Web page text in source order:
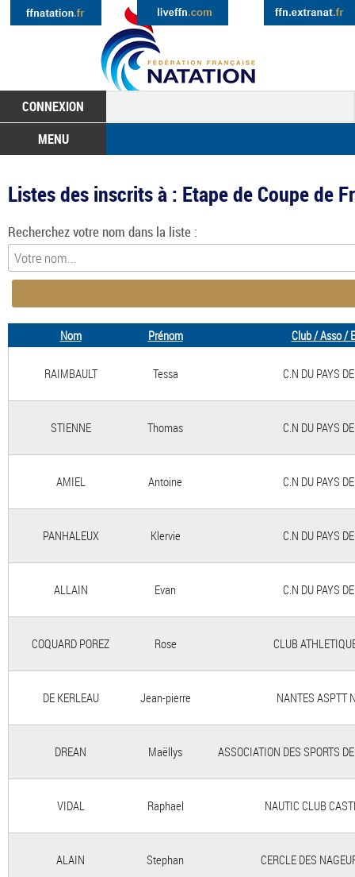
CONNEXION
MENU
Listes des inscrits à : Etape de Coupe de
Recherchez votre nom dans la liste :
Nom Prénom Club / Asso /
RAIMBAULT Tessa C.N DU PAYS
STIENNE Thomas C.N DU PAYS
AMIEL Antoine C.N DU PAYS
PANHALEUX Klervie C.N DU PAYS
ALLAIN Evan C.N DU PAYS
COQUARD POREZ Rose CLUB
DE KERLEAU Jean-pierre NANTES ASPTT
DREAN Maëllys ASSOCIATION DES SPORTS
VIDAL Raphael NAUTIC CLUB
ALAIN Stephan CERCLE DES